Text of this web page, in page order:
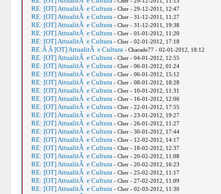
RE: [OT] AttualitÃ e Cultura - Cher - 29-12-2011, 12:47
RE: [OT] AttualitÃ e Cultura - Cher - 31-12-2011, 11:27
RE: [OT] AttualitÃ e Cultura - Cher - 31-12-2011, 19:38
RE: [OT] AttualitÃ e Cultura - Cher - 01-01-2012, 11:20
RE: [OT] AttualitÃ e Cultura - Cher - 02-01-2012, 17:18
RE:Â Â [OT] AttualitÃ e Cultura - Charade77 - 02-01-2012, 18:12
RE: [OT] AttualitÃ e Cultura - Cher - 04-01-2012, 12:55
RE: [OT] AttualitÃ e Cultura - Cher - 06-01-2012, 01:24
RE: [OT] AttualitÃ e Cultura - Cher - 06-01-2012, 15:12
RE: [OT] AttualitÃ e Cultura - Cher - 08-01-2012, 18:28
RE: [OT] AttualitÃ e Cultura - Cher - 10-01-2012, 11:31
RE: [OT] AttualitÃ e Cultura - Cher - 16-01-2012, 12:06
RE: [OT] AttualitÃ e Cultura - Cher - 22-01-2012, 17:55
RE: [OT] AttualitÃ e Cultura - Cher - 23-01-2012, 19:27
RE: [OT] AttualitÃ e Cultura - Cher - 26-01-2012, 11:27
RE: [OT] AttualitÃ e Cultura - Cher - 30-01-2012, 17:44
RE: [OT] AttualitÃ e Cultura - Cher - 12-02-2012, 14:17
RE: [OT] AttualitÃ e Cultura - Cher - 18-02-2012, 12:37
RE: [OT] AttualitÃ e Cultura - Cher - 20-02-2012, 11:08
RE: [OT] AttualitÃ e Cultura - Cher - 20-02-2012, 16:23
RE: [OT] AttualitÃ e Cultura - Cher - 25-02-2012, 11:17
RE: [OT] AttualitÃ e Cultura - Cher - 27-02-2012, 11:09
RE: [OT] AttualitÃ e Cultura - Cher - 02-03-2012, 11:30